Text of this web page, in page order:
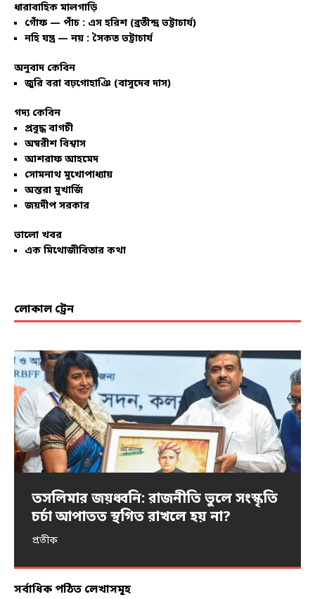
ধারাবাহিক মালগাড়ি
গোঁফ — পাঁচ : এস হরিশ (ব্রতীন্দ্র ভট্টাচার্য)
নহি যন্ত্র — নয় : সৈকত ভট্টাচার্য
অনুবাদ কেবিন
জুরি বরা বঢ়গোহাঞি (বাসুদেব দাস)
গদ্য কেবিন
প্রবুদ্ধ বাগচী
অম্বরীশ বিশ্বাস
আশরাফ আহমেদ
সোমনাথ মুখোপাধ্যায়
অন্তরা মুখার্জি
জয়দীপ সরকার
ভালো খবর
এক মিথোজীবিতার কথা
লোকাল ট্রেন
তসলিমার জয়ধ্বনি: রাজনীতি ভুলে সংস্কৃতি
চর্চা আপাতত স্থগিত রাখলে হয় না?
প্রতীক
প্রতিবাদের ভাষা
অংশুমান দাশ
নিদ্রিত ভারত জাগে…
অমর্ত্য বন্দ্যোপাধ্যায়
আন্দোলনের নারী-স্পন্দন
পৌলমী গুহ
ধর্ষণ ও এনকাউন্টার
আইরিন শবনম
সর্বাধিক পঠিত লেখাসমূহ